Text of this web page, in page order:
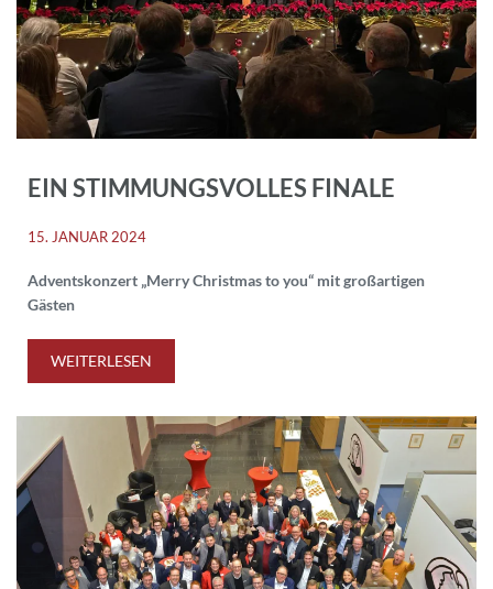
EIN STIMMUNGSVOLLES FINALE
15. JANUAR 2024
Adventskonzert „Merry Christmas to you“ mit großartigen
Gästen
WEITERLESEN